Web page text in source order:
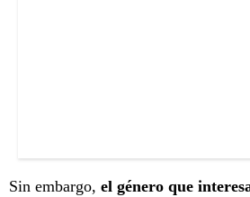
Sin embargo, el género que